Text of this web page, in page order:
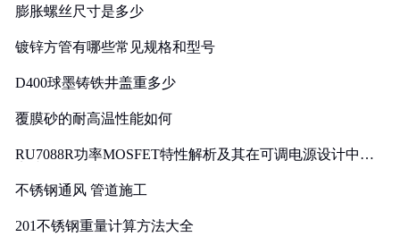
膨胀螺丝尺寸是多少
镀锌方管有哪些常见规格和型号
D400球墨铸铁井盖重多少
覆膜砂的耐高温性能如何
RU7088R功率MOSFET特性解析及其在可调电源设计中的
不锈钢通风 管道施工
201不锈钢重量计算方法大全